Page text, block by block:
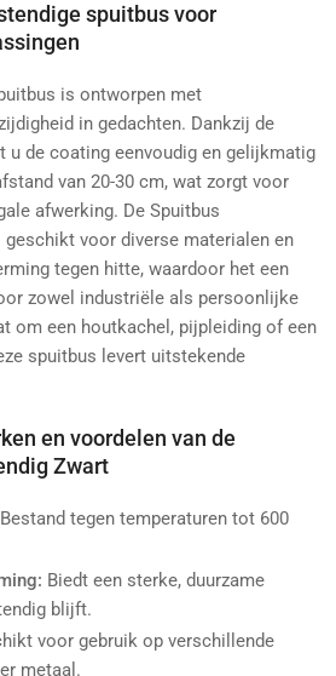
spuitbus voor
is ontworpen met
in gedachten. Dankzij de
u de coating eenvoudig en gelijkmatig
van 20-30 cm, wat zorgt voor
afwerking. De Spuitbus
voor diverse materialen en
tegen hitte, waardoor het een
zowel industriële als persoonlijke
om een houtkachel, pijpleiding of een
spuitbus levert uitstekende
en voordelen van de
Zwart
Bestand tegen temperaturen tot 600
Biedt een sterke, duurzame
blijft.
voor gebruik op verschillende
metaal.